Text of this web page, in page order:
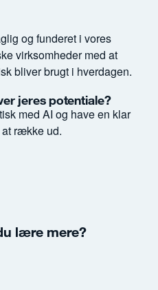
og funderet i vores
virksomheder med at
bliver brugt i hverdagen.
jeres potentiale?
med AI og have en klar
række ud.
lære mere?